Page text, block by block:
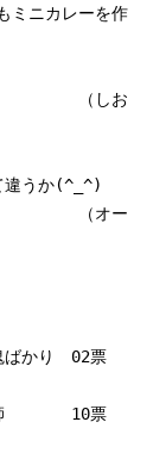
ニカレーを作
うか(^_^)
かり 02票
師 10票